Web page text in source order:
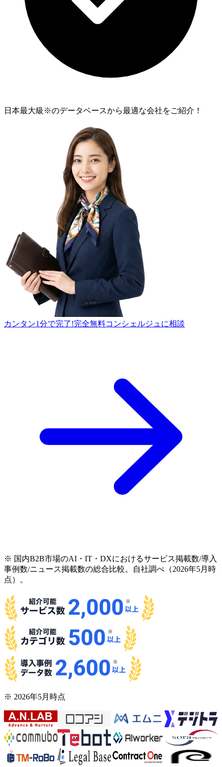
日本最大級 ※のデータベースから最適な会社をご紹介！
カンタン1分で完了!完全無料コンシェルジュに相談
※ 国内B2B市場のAI・IT・DXにおけるサービス掲載数/導入
事例数/ニュース掲載数の総合比較。自社調べ（2026年5月時
点）。
※ 2026年5月時点